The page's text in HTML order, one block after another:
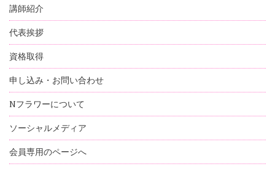
講師紹介
代表挨拶
資格取得
申し込み・お問い合わせ
Nフラワーについて
ソーシャルメディア
会員専用のページへ